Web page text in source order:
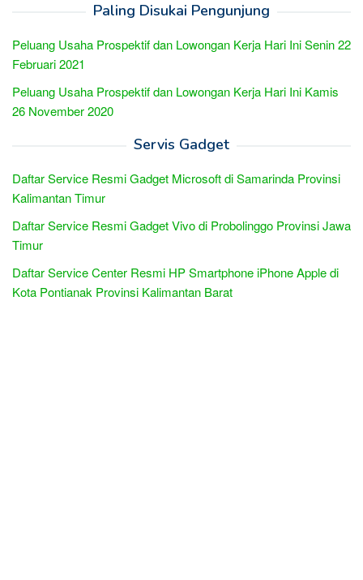
Paling Disukai Pengunjung
Peluang Usaha Prospektif dan Lowongan Kerja Hari Ini Senin 22
Februari 2021
Peluang Usaha Prospektif dan Lowongan Kerja Hari Ini Kamis
26 November 2020
Servis Gadget
Daftar Service Resmi Gadget Microsoft di Samarinda Provinsi
Kalimantan Timur
Daftar Service Resmi Gadget Vivo di Probolinggo Provinsi Jawa
Timur
Daftar Service Center Resmi HP Smartphone iPhone Apple di
Kota Pontianak Provinsi Kalimantan Barat